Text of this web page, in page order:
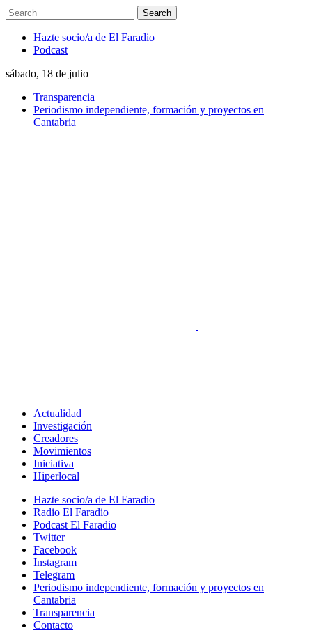
Hazte socio/a de El Faradio
Podcast
sábado, 18 de julio
Transparencia
Periodismo independiente, formación y proyectos en
Cantabria
Actualidad
Investigación
Creadores
Movimientos
Iniciativa
Hiperlocal
Hazte socio/a de El Faradio
Radio El Faradio
Podcast El Faradio
Twitter
Facebook
Instagram
Telegram
Periodismo independiente, formación y proyectos en
Cantabria
Transparencia
Contacto